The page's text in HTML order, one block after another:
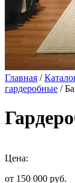
Главная /
гардеробные /
Цена:
от 150 000 руб.